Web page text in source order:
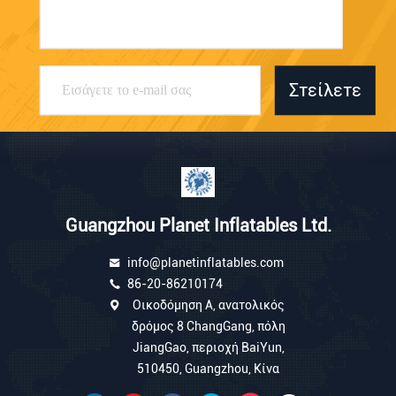
Στείλετε
Guangzhou Planet Inflatables Ltd.
info@planetinflatables.com
86-20-86210174
Οικοδόμηση Α, ανατολικός
δρόμος 8 ChangGang, πόλη
JiangGao, περιοχή BaiYun,
510450, Guangzhou, Κίνα